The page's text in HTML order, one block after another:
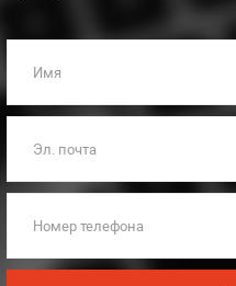
Имя
Эл. почта
Номер телефона